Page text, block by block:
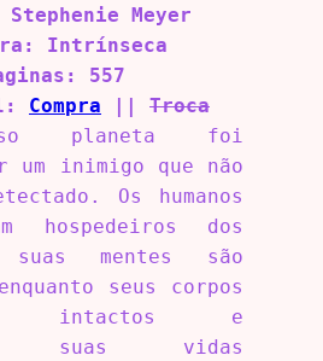
Meyer
Intrínseca
557
Compra
Troca
planeta foi
um inimigo que não
Os humanos
hospedeiros dos
suas mentes são
seus corpos
intactos e
suas vidas